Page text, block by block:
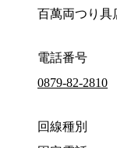
百萬両つり具
電話番号
0879-82-2810
回線種別